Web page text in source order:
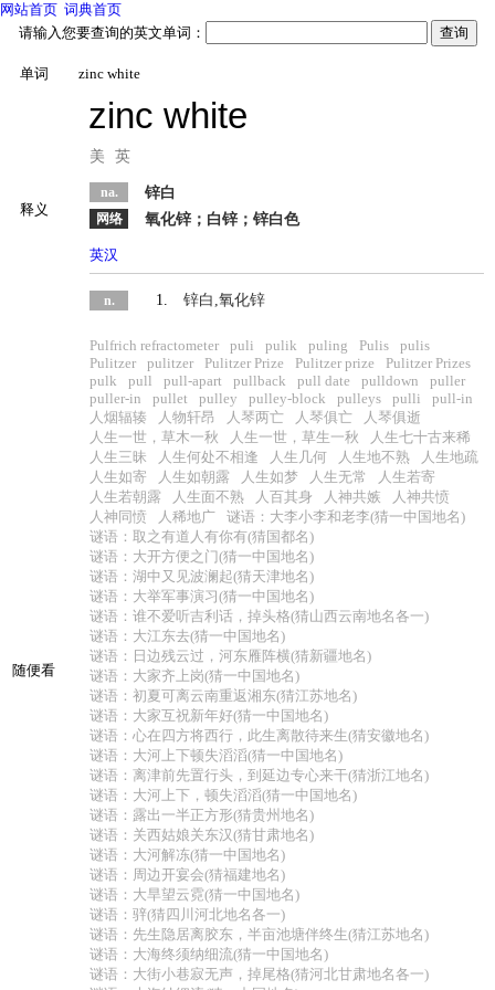
网站首页 词典首页
请输入您要查询的英文单词：
单词 zinc white
释义
zinc white
美 英
na. 锌白
网络 氧化锌；白锌；锌白色
英汉
n. 1. 锌白,氧化锌
随便看
Pulfrich refractometer puli pulik puling Pulis
pulis
Pulitzer
pulitzer Pulitzer Prize Pulitzer prize
Pulitzer Prizes
pulk
pull pull-apart pullback pull date pulldown
puller
puller-in
pullet pulley pulley-block pulleys pulli
pull-in
人烟辐辏
人物轩昂 人琴两亡 人琴俱亡
人琴俱逝
人生一世，草木一秋
人生一世，草生一秋
人生七十古来稀
人生三昧
人生何处不相逢 人生几何 人生地不熟
人生地疏
人生如寄
人生如朝露 人生如梦 人生无常
人生若寄
人生若朝露
人生面不熟 人百其身 人神共嫉
人神共愤
人神同愤
人稀地广
谜语：大李小李和老李(猜一中国地名)
谜语：取之有道人有你有(猜国都名)
谜语：大开方便之门(猜一中国地名)
谜语：湖中又见波澜起(猜天津地名)
谜语：大举军事演习(猜一中国地名)
谜语：谁不爱听吉利话，掉头格(猜山西云南地名各一)
谜语：大江东去(猜一中国地名)
谜语：日边残云过，河东雁阵横(猜新疆地名)
谜语：大家齐上岗(猜一中国地名)
谜语：初夏可离云南重返湘东(猜江苏地名)
谜语：大家互祝新年好(猜一中国地名)
谜语：心在四方将西行，此生离散待来生(猜安徽地名)
谜语：大河上下顿失滔滔(猜一中国地名)
谜语：离津前先置行头，到延边专心来干(猜浙江地名)
谜语：大河上下，顿失滔滔(猜一中国地名)
谜语：露出一半正方形(猜贵州地名)
谜语：关西姑娘关东汉(猜甘肃地名)
谜语：大河解冻(猜一中国地名)
谜语：周边开宴会(猜福建地名)
谜语：大旱望云霓(猜一中国地名)
谜语：骍(猜四川河北地名各一)
谜语：先生隐居离胶东，半亩池塘伴终生(猜江苏地名)
谜语：大海终须纳细流(猜一中国地名)
谜语：大街小巷寂无声，掉尾格(猜河北甘肃地名各一)